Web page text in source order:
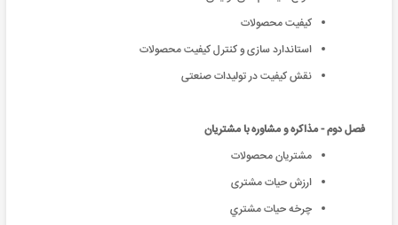
کیفیت محصولات
استاندارد سازی و کنترل کیفیت محصولات
نقش کیفیت در تولیدات صنعتی
فصل دوم - مذاکره و مشاوره با مشتریان
مشتریان محصولات
ارزش حیات مشتری
چرخه حیات مشتري